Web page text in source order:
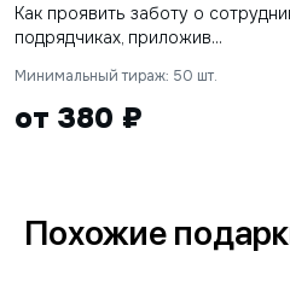
Как проявить заботу о
подрядчиках, приложив...
Минимальный тираж: 50 шт.
от 380 ₽
Похожие